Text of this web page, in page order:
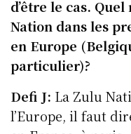
d’être le cas.
Nation dans les
en Europe
particulier)?
Defi J: La Zulu
l’Europe, il faut